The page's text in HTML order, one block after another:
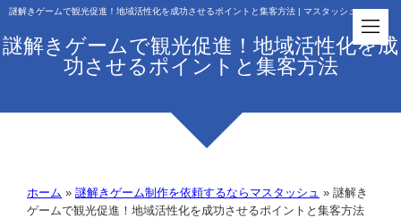
謎解きゲームで観光促進！地域活性化を成功させるポイントと集客方法 | マスタッシュ
謎解きゲームで観光促進！地域活性化を成
功させるポイントと集客方法
ホーム » 謎解きゲーム制作を依頼するならマスタッシュ » 謎解き
ゲームで観光促進！地域活性化を成功させるポイントと集客方法